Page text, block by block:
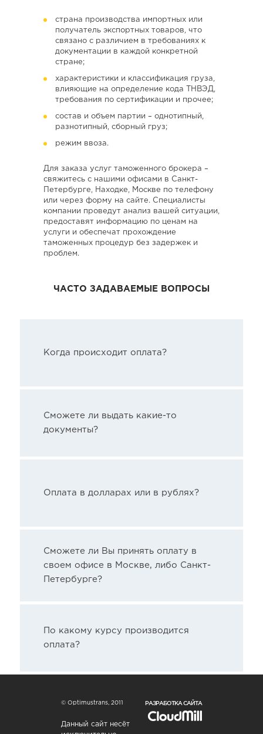
страна производства импортных или
получатель экспортных товаров, что
связано с различием в требованиях к
документации в каждой конкретной
стране;
характеристики и классификация груза,
влияющие на определение кода ТНВЭД,
требования по сертификации и прочее;
состав и объем партии – однотипный,
разнотипный, сборный груз;
режим ввоза.
Для заказа услуг таможенного брокера –
свяжитесь с нашими офисами в Санкт-
Петербурге, Находке, Москве по телефону
или через форму на сайте. Специалисты
компании проведут анализ вашей ситуации,
предоставят информацию по ценам на
услуги и обеспечат прохождение
таможенных процедур без задержек и
проблем.
ЧАСТО ЗАДАВАЕМЫЕ ВОПРОСЫ
Когда происходит оплата?
Сможете ли выдать какие-то
документы?
Оплата в долларах или в рублях?
Сможете ли Вы принять оплату в
своем офисе в Москве, либо Санкт-
Петербурге?
По какому курсу производится
оплата?
© Optimustrans, 2011
Данный сайт несёт
РАЗРАБОТКА САЙТА